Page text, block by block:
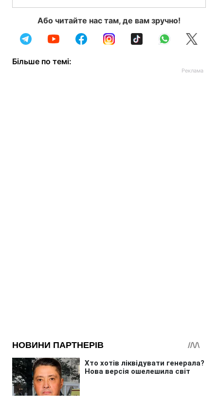
Або читайте нас там, де вам зручно!
Більше по темі: